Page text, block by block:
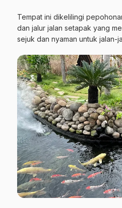
Tempat ini dikelilingi
dan jalur jalan setapak yang
sejuk dan nyaman untuk jalan-